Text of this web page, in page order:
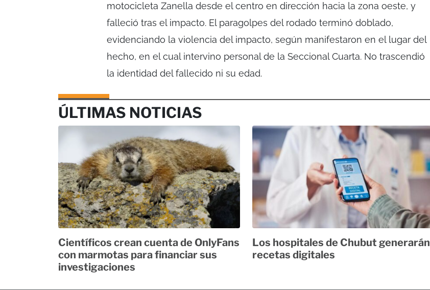
motocicleta Zanella desde el centro en dirección hacia la zona oeste, y
falleció tras el impacto. El paragolpes del rodado terminó doblado,
evidenciando la violencia del impacto, según manifestaron en el lugar del
hecho, en el cual intervino personal de la Seccional Cuarta. No trascendió
la identidad del fallecido ni su edad.
ÚLTIMAS NOTICIAS
Científicos crean cuenta de OnlyFans
con marmotas para financiar sus
investigaciones
Los hospitales de Chubut generarán
recetas digitales